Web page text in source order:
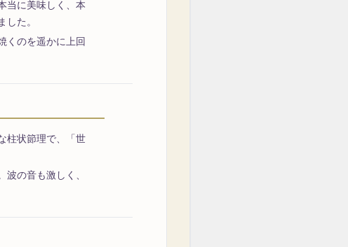
当に美味しく、本
た。
くのを遥かに上回
柱状節理で、「世
の音も激しく、